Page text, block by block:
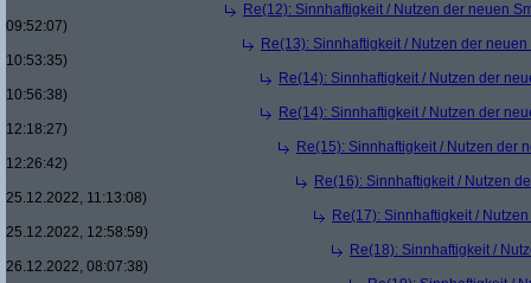
Re(12): Sinnhaftigkeit / Nutzen der neuen
09:52:07)
Re(13): Sinnhaftigkeit / Nutzen der neuen
10:53:35)
Re(14): Sinnhaftigkeit / Nutzen der
10:56:38)
Re(14): Sinnhaftigkeit / Nutzen der
12:18:27)
Re(15): Sinnhaftigkeit / Nutzen der
12:26:42)
Re(16): Sinnhaftigkeit / Nutzen
25.12.2022, 11:13:08)
Re(17): Sinnhaftigkeit /
25.12.2022, 12:58:59)
Re(18): Sinnhaftigkeit /
26.12.2022, 08:07:38)